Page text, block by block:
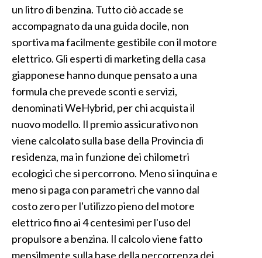
un litro di benzina. Tutto ciò accade se
accompagnato da una guida docile, non
sportiva ma facilmente gestibile con il motore
elettrico. Gli esperti di marketing della casa
giapponese hanno dunque pensato a una
formula che prevede sconti e servizi,
denominati WeHybrid, per chi acquista il
nuovo modello. Il premio assicurativo non
viene calcolato sulla base della Provincia di
residenza, ma in funzione dei chilometri
ecologici che si percorrono. Meno si inquina e
meno si paga con parametri che vanno dal
costo zero per l'utilizzo pieno del motore
elettrico fino ai 4 centesimi per l'uso del
propulsore a benzina. Il calcolo viene fatto
mensilmente sulla base della percorrenza dei